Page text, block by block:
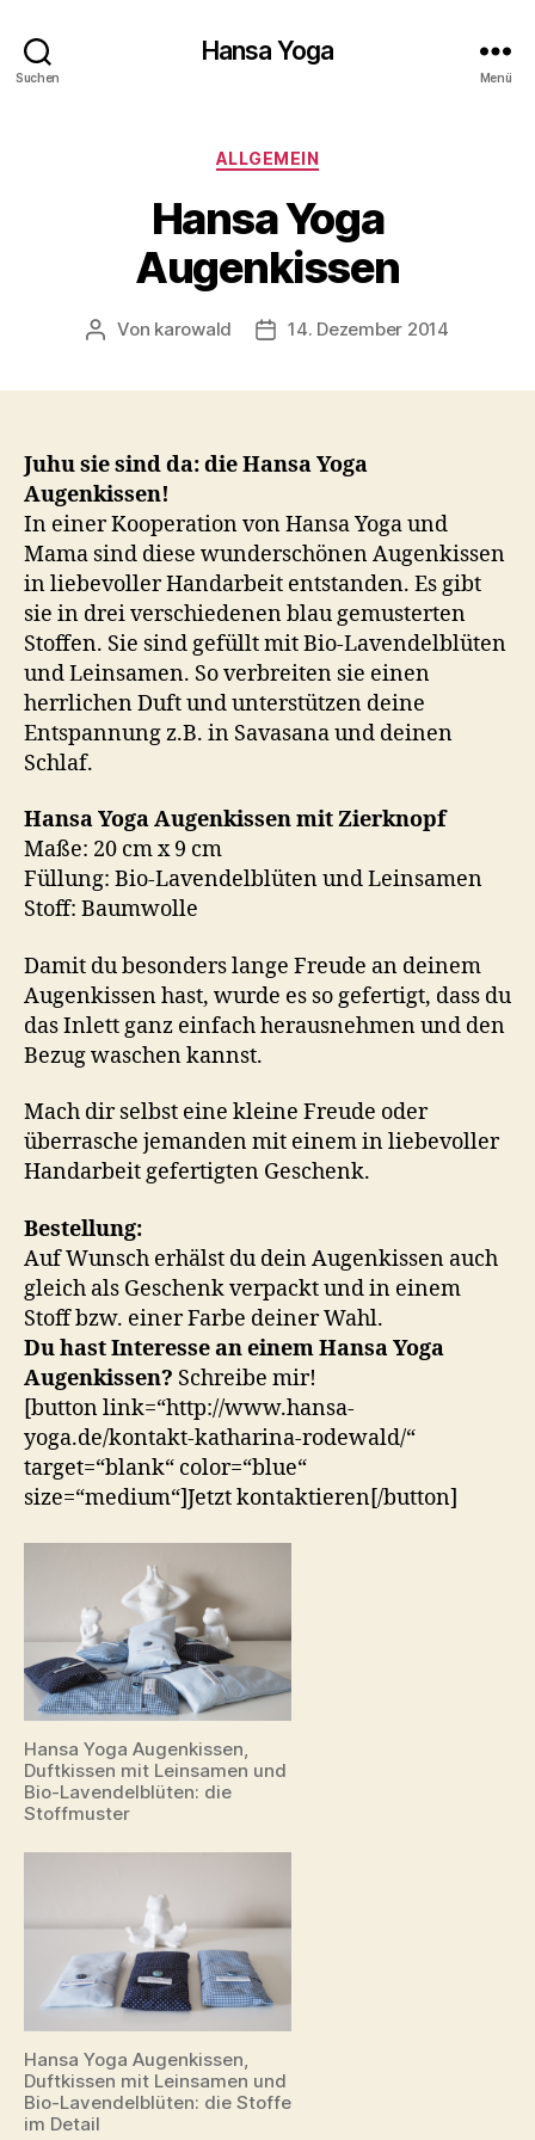
Suchen
Hansa Yoga
Menü
Kategorien
ALLGEMEIN
Hansa Yoga
Augenkissen
Beitragsautor
Von karowald Beitragsdatum
14. Dezember 2014
Juhu sie sind da: die Hansa Yoga
Augenkissen!
In einer Kooperation von Hansa Yoga und
Mama sind diese wunderschönen Augenkissen
in liebevoller Handarbeit entstanden. Es gibt
sie in drei verschiedenen blau gemusterten
Stoffen. Sie sind gefüllt mit Bio-Lavendelblüten
und Leinsamen. So verbreiten sie einen
herrlichen Duft und unterstützen deine
Entspannung z.B. in Savasana und deinen
Schlaf.
Hansa Yoga Augenkissen mit Zierknopf
Maße: 20 cm x 9 cm
Füllung: Bio-Lavendelblüten und Leinsamen
Stoff: Baumwolle
Damit du besonders lange Freude an deinem
Augenkissen hast, wurde es so gefertigt, dass du
das Inlett ganz einfach herausnehmen und den
Bezug waschen kannst.
Mach dir selbst eine kleine Freude oder
überrasche jemanden mit einem in liebevoller
Handarbeit gefertigten Geschenk.
Bestellung:
Auf Wunsch erhälst du dein Augenkissen auch
gleich als Geschenk verpackt und in einem
Stoff bzw. einer Farbe deiner Wahl.
Du hast Interesse an einem Hansa Yoga
Augenkissen? Schreibe mir!
[button link=“http://www.hansa-
yoga.de/kontakt-katharina-rodewald/“
target=“blank“ color=“blue“
size=“medium“]Jetzt kontaktieren[/button]
Hansa Yoga Augenkissen,
Duftkissen mit Leinsamen und
Bio-Lavendelblüten: die
Stoffmuster
Hansa Yoga Augenkissen,
Duftkissen mit Leinsamen und
Bio-Lavendelblüten: die Stoffe
im Detail